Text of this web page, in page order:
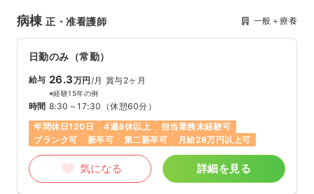
病棟正・准看護師 一般＋療養
日勤のみ（常勤）
給与 26.3万円/月 賞与2ヶ月
※経験15年の例
時間 8:30～17:30 （休憩60分）
年間休日120日
4週8休以上
担当業務未経験可
ブランク可
新卒可 第二新卒可 月給28万円以上可
気になる 詳細を見る